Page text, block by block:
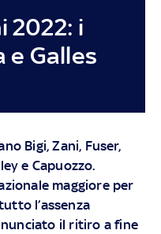
2022: i
e Galles
Bigi, Zani, Fuser,
e Capuozzo.
maggiore per
l’assenza
il ritiro a fine